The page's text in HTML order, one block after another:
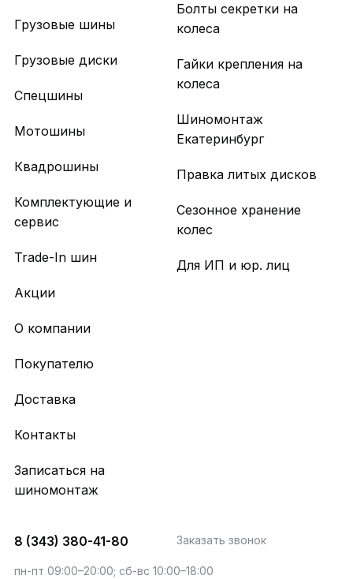
Грузовые шины
Грузовые диски
Спецшины
Мотошины
Квадрошины
Комплектующие и
сервис
Trade-In шин
Акции
Болты секретки на
колеса
Гайки крепления на
колеса
Шиномонтаж
Екатеринбург
Правка литых дисков
Сезонное хранение
колес
Для ИП и юр. лиц
О компании
Покупателю
Доставка
Контакты
Записаться на
шиномонтаж
8 (343) 380-41-80 Заказать звонок
пн-пт 09:00–20:00; сб-вс 10:00–18:00